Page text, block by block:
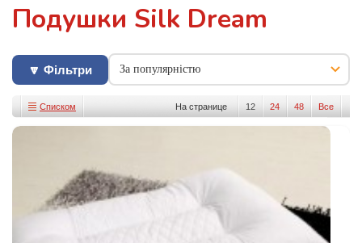
Подушки Silk Dream
🔽 Фільтри
На странице 12 24 48 Все
Списком
Изображениями